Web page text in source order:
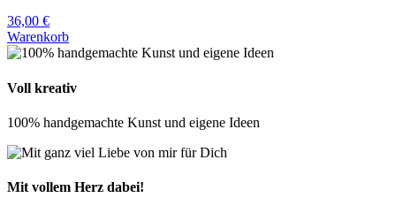
36,00 €
Warenkorb
Voll kreativ
100% handgemachte Kunst und eigene Ideen
Mit vollem Herz dabei!